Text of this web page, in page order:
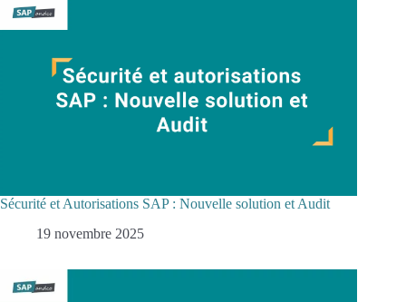
Sécurité et Autorisations SAP : Nouvelle solution et Audit
19 novembre 2025